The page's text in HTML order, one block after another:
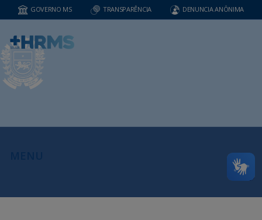
GOVERNO MS TRANSPARÊNCIA DENUNCIA ANÔNIMA